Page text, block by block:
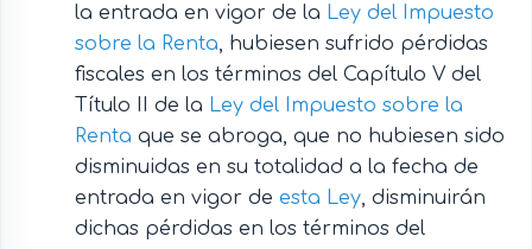
la entrada en vigor de la Ley del Impuesto
sobre la Renta, hubiesen sufrido pérdidas
fiscales en los términos del Capítulo V del
Título II de la Ley del Impuesto sobre la
Renta que se abroga, que no hubiesen sido
disminuidas en su totalidad a la fecha de
entrada en vigor de esta Ley, disminuirán
dichas pérdidas en los términos del